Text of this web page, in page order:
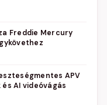
Freddie Mercury
APV
és AI videóvágás